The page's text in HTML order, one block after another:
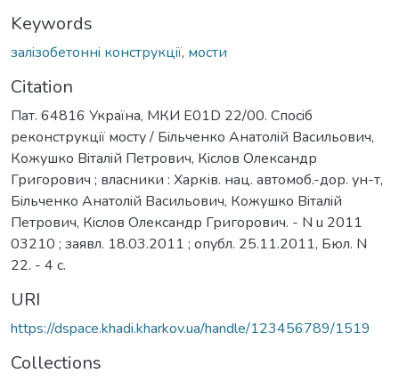
Keywords
залiзобетоннi конструкцiї, мости
Citation
Пат. 64816 Україна, МКИ E01D 22/00. Спосiб
реконструкцiї мосту / Бiльченко Анатолiй Васильович,
Кожушко Вiталiй Петрович, Кiслов Олександр
Григорович ; власники : Харків. нац. автомоб.-дор. ун-т,
Бiльченко Анатолiй Васильович, Кожушко Вiталiй
Петрович, Кiслов Олександр Григорович. - N u 2011
03210 ; заявл. 18.03.2011 ; опубл. 25.11.2011, Бюл. N
22. - 4 с.
URI
https://dspace.khadi.kharkov.ua/handle/123456789/1519
Collections